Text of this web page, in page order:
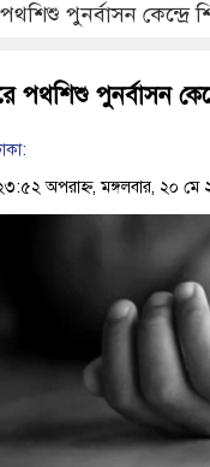
পুনর্বাসন কেন্দ্রে
পথশিশু পুনর্বাসন
অপরাহ্ন, মঙ্গলবার, ২০ মে